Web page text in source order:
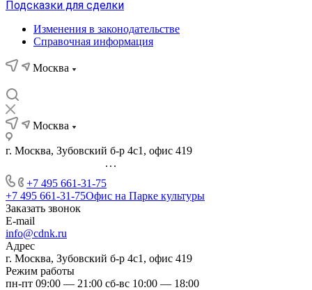
Подсказки для сделки
Изменения в законодательстве
Справочная информация
Москва
Москва
г. Москва, Зубовский б-р 4с1, офис 419
...
+7 495 661-31-75
+7 495 661-31-75Офис на Парке культуры
Заказать звонок
E-mail
info@cdnk.ru
Адрес
г. Москва, Зубовский б-р 4с1, офис 419
Режим работы
пн-пт 09:00 — 21:00 сб-вс 10:00 — 18:00